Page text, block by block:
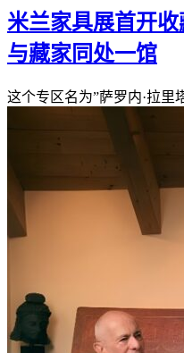
米兰家具展首开
与藏家同处一馆
这个专区名为”萨罗内·拉里